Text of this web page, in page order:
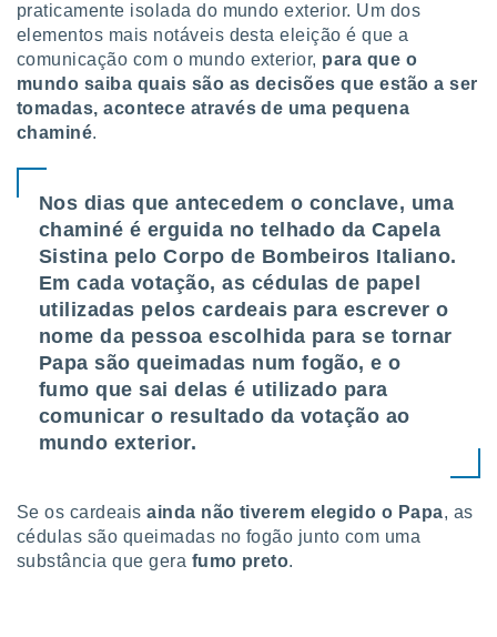
praticamente isolada do mundo exterior. Um dos
elementos mais notáveis desta eleição é que a
comunicação com o mundo exterior, para que o
mundo saiba quais são as decisões que estão a ser
tomadas, acontece através de uma pequena
chaminé.
Nos dias que antecedem o conclave, uma
chaminé é erguida no telhado da Capela
Sistina pelo Corpo de Bombeiros Italiano.
Em cada votação, as cédulas de papel
utilizadas pelos cardeais para escrever o
nome da pessoa escolhida para se tornar
Papa são queimadas num fogão, e o
fumo que sai delas é utilizado para
comunicar o resultado da votação ao
mundo exterior.
Se os cardeais ainda não tiverem elegido o Papa, as
cédulas são queimadas no fogão junto com uma
substância que gera fumo preto.